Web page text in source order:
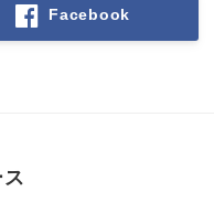
Facebook